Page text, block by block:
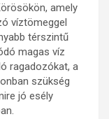
amely
víztömeggel
térszintű
magas víz
ragadozókat, a
szükség
jó esély